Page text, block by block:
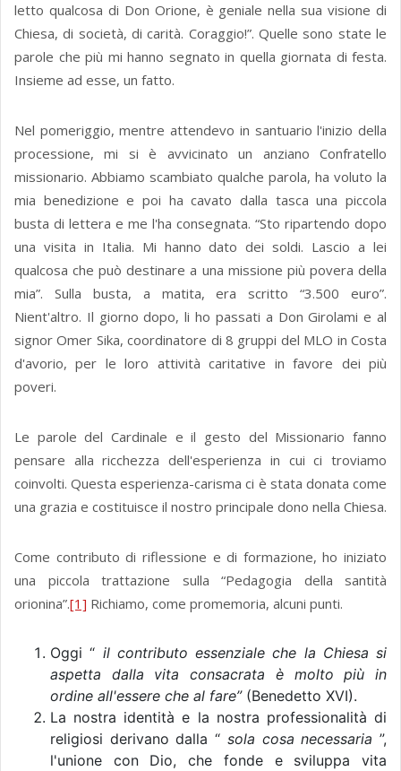
letto qualcosa di Don Orione, è geniale nella sua visione di
Chiesa, di società, di carità. Coraggio!”. Quelle sono state le
parole che più mi hanno segnato in quella giornata di festa.
Insieme ad esse, un fatto.
Nel pomeriggio, mentre attendevo in santuario l'inizio della
processione, mi si è avvicinato un anziano Confratello
missionario. Abbiamo scambiato qualche parola, ha voluto la
mia benedizione e poi ha cavato dalla tasca una piccola
busta di lettera e me l'ha consegnata. “Sto ripartendo dopo
una visita in Italia. Mi hanno dato dei soldi. Lascio a lei
qualcosa che può destinare a una missione più povera della
mia”. Sulla busta, a matita, era scritto “3.500 euro”.
Nient'altro. Il giorno dopo, li ho passati a Don Girolami e al
signor Omer Sika, coordinatore di 8 gruppi del MLO in Costa
d'avorio, per le loro attività caritative in favore dei più
poveri.
Le parole del Cardinale e il gesto del Missionario fanno
pensare alla ricchezza dell'esperienza in cui ci troviamo
coinvolti. Questa esperienza-carisma ci è stata donata come
una grazia e costituisce il nostro principale dono nella Chiesa.
Come contributo di riflessione e di formazione, ho iniziato
una piccola trattazione sulla “Pedagogia della santità
orionina”.[1] Richiamo, come promemoria, alcuni punti.
Oggi “ il contributo essenziale che la Chiesa si
aspetta dalla vita consacrata è molto più in
ordine all'essere che al fare” (Benedetto XVI).
La nostra identità e la nostra professionalità di
religiosi derivano dalla “ sola cosa necessaria”,
l'unione con Dio, che fonde e sviluppa vita